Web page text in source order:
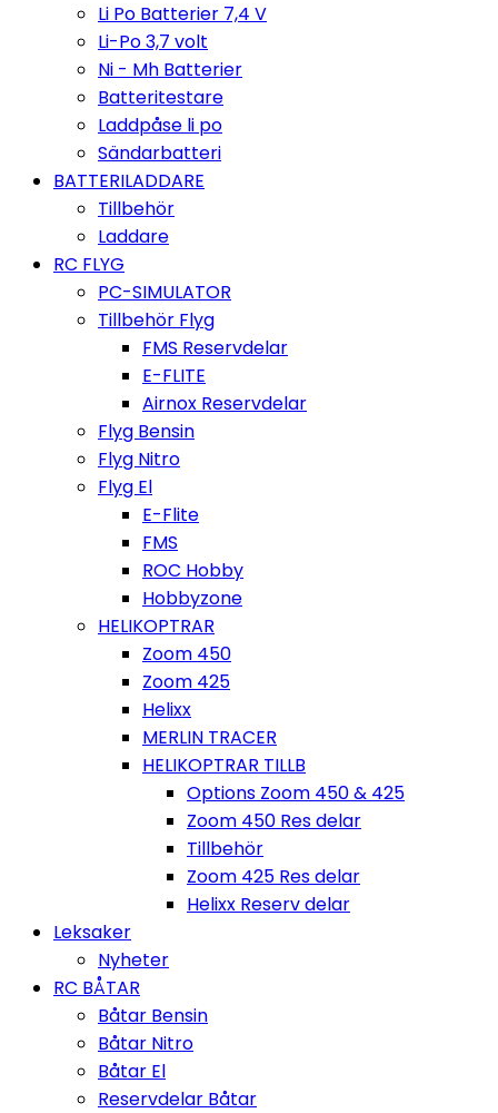
Li Po Batterier 7,4 V
Li-Po 3,7 volt
Ni - Mh Batterier
Batteritestare
Laddpåse li po
Sändarbatteri
BATTERILADDARE
Tillbehör
Laddare
RC FLYG
PC-SIMULATOR
Tillbehör Flyg
FMS Reservdelar
E-FLITE
Airnox Reservdelar
Flyg Bensin
Flyg Nitro
Flyg El
E-Flite
FMS
ROC Hobby
Hobbyzone
HELIKOPTRAR
Zoom 450
Zoom 425
Helixx
MERLIN TRACER
HELIKOPTRAR TILLB
Options Zoom 450 & 425
Zoom 450 Res delar
Tillbehör
Zoom 425 Res delar
Helixx Reserv delar
Leksaker
Nyheter
RC BÅTAR
Båtar Bensin
Båtar Nitro
Båtar El
Reservdelar Båtar